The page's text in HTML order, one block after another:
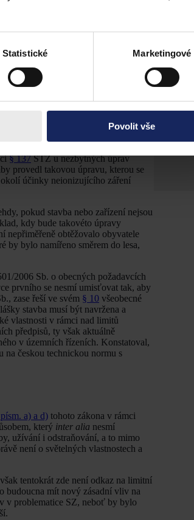
Statistické Marketingové
Povolit vše
rámci obecných požadavků na
osobám při umísťování
z nich však lze však zasadit do
44/2005
chápat, že je to souhrn činitelů
vhodná atmosféra klidného bydlení.
světelných imisí. Příkladem může
řešící námitku snížení hodnoty
pohody bydlení. Je možné si
v rámci lokality, kde byla
námitky snížení hodnoty.
§ 137STZ u nezbytných úprav
provedl takovou úpravu, kterou se
účinky neionizujícího záření
pokud stavba nebo zařízení nejsou
kdy bude takovéto úpravy
nepřiměřeně obtěžovalo obyvatele
by bylo namířeno směrem do lesa,
2006 Sb. o obecných požadavcích
prvního se nesmí umisťovat tak, aby
zase řeší ve svém § 10 všeobecné
stavba musí být navržena a
vlastnosti v rámci nad limitů
předpisů, ty však aktuálně
v územních řízeních. Konstatoval,
na českou technickou normu s
a) a d) tohoto zákona v rámci
který inter alia nesmí
užívání i odstraňování, a to mimo
není o světelných vlastnostech a
tentokrát zde není odkaz na limitní
budoucna mít nový zásadní vliv na
v problematice SZ, neboť by bylo